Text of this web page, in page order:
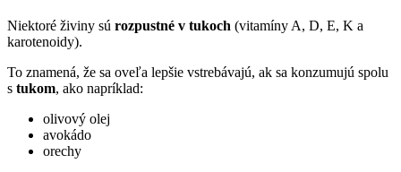
Niektoré živiny sú rozpustné v tukoch (vitamíny A, D, E, K a
karotenoidy).
To znamená, že sa oveľa lepšie vstrebávajú, ak sa konzumujú spolu
s tukom, ako napríklad:
olivový olej
avokádo
orechy